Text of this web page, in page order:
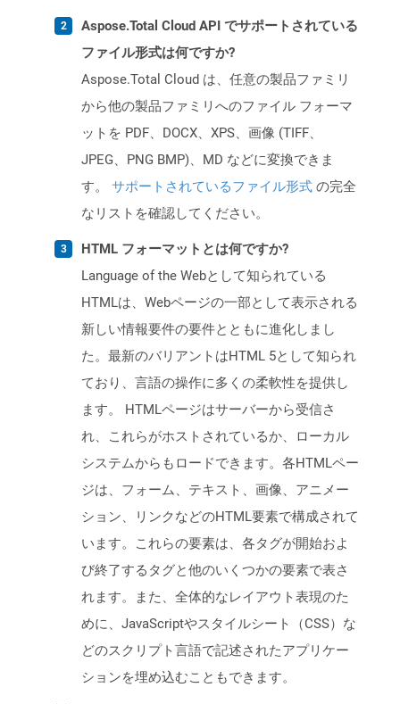
Aspose.Total Cloud API でサポートされている
ファイル形式は何ですか?
Aspose.Total Cloud は、任意の製品ファミリ
から他の製品ファミリへのファイル フォーマ
ットを PDF、DOCX、XPS、画像 (TIFF、
JPEG、PNG BMP)、MD などに変換できま
す。 サポートされているファイル形式 の完全
なリストを確認してください。
HTML フォーマットとは何ですか?
Language of the Webとして知られている
HTMLは、Webページの一部として表示される
新しい情報要件の要件とともに進化しまし
た。最新のバリアントはHTML 5として知られ
ており、言語の操作に多くの柔軟性を提供し
ます。 HTMLページはサーバーから受信さ
れ、これらがホストされているか、ローカル
システムからもロードできます。各HTMLペー
ジは、フォーム、テキスト、画像、アニメー
ション、リンクなどのHTML要素で構成されて
います。これらの要素は、各タグが開始およ
び終了するタグと他のいくつかの要素で表さ
れます。また、全体的なレイアウト表現のた
めに、JavaScriptやスタイルシート（CSS）な
どのスクリプト言語で記述されたアプリケー
ションを埋め込むこともできます。